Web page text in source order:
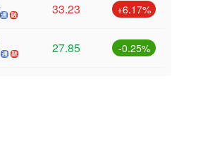
33.23 +6.17%
27.85 -0.25%